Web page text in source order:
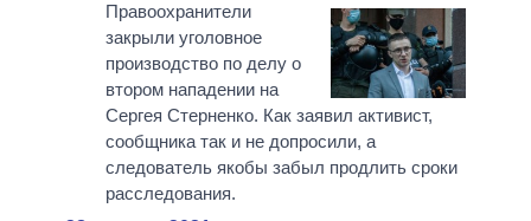
Правоохранители
закрыли уголовное
производство по делу о
втором нападении на
Сергея Стерненко. Как заявил активист,
сообщника так и не допросили, а
следователь якобы забыл продлить сроки
расследования.